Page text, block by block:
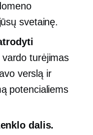
svetainę.
turėjimas
verslą ir
potencialiems
dalis.